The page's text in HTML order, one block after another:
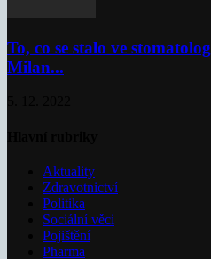
To, co se stalo ve
Milan...
Aktuality
Zdravotnictví
Politika
Sociální věci
Pojištění
Pharma